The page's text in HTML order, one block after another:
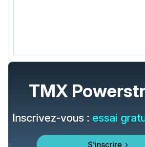
TMX
Inscrivez-vous : essai
S’inscrire